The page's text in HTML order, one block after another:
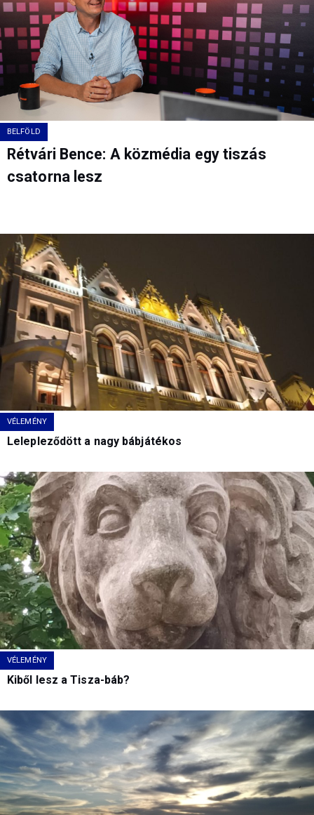
BELFÖLD
Rétvári Bence: A közmédia egy tiszás
csatorna lesz
VÉLEMÉNY
Lelepleződött a nagy bábjátékos
VÉLEMÉNY
Kiből lesz a Tisza-báb?